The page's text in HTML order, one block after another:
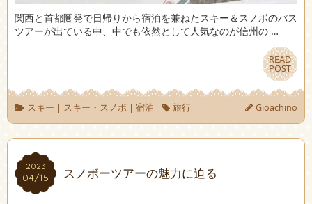
関西と首都圏発で日帰りから宿泊を兼ねたスキー＆スノボのバス
ツアーが出ている中、中でも依然として人気なのが信州の …
READ
POST
READ
POST
スキー | スキー・スノボ | 宿泊 旅行 Gioachino
2023
04/15
2023
04/15 スノボーツアーの魅力に迫る